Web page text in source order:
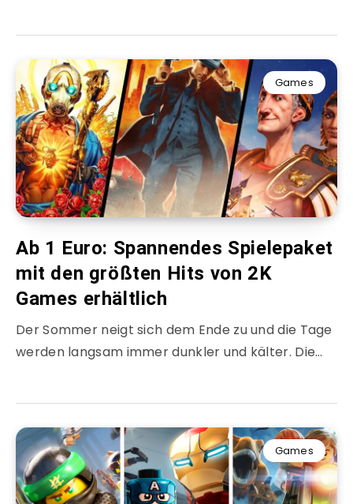
Games
Ab 1 Euro: Spannendes Spielepaket
mit den größten Hits von 2K
Games erhältlich
Der Sommer neigt sich dem Ende zu und die Tage
werden langsam immer dunkler und kälter. Die…
Games